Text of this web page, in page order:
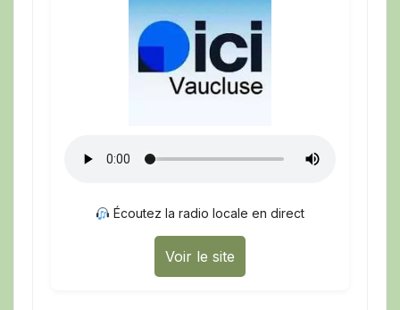
Écoutez la radio locale en direct
Voir le site